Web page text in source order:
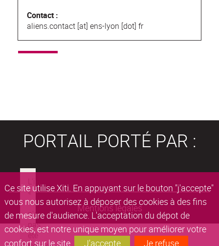
Ce site utilise Xiti. En appuyant sur le bouton "j'accepte"
vous nous autorisez à déposer des cookies à des fins
de mesure d'audience. L'acceptation du dépot de
cookies, est notre unique moyen pour améliorer votre
confort sur le site.
J'accepte Je refuse
Contact :
aliens.contact [at] ens-lyon [dot] fr
PORTAIL PORTÉ PAR :
Mentions légales